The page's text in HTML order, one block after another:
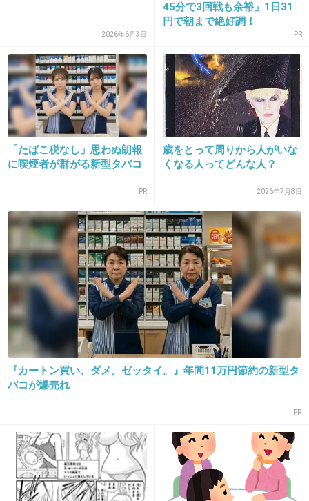
白人に対する劣化感が凄いので二重に憧れる人
の方が多いです
+164 -50
21. 匿名 2015/10/31(土) 16:39:46
ん？二重の間違いかな？？？
一重に憧れる人なんて世界中どこ探してもいな
+290 -124
22. 匿名2015/10/31(土) 16:39:47
りょうみたいなクールな顔立ちには一重が似合
うなーとは思う。一重でも切れ長なら憧れるか
な。
23. 匿名2015/10/31(土) 16:40:14
隠れ二重が最強だと思う。
美しいというか。
2026年6月3日
45分で3回戦も余裕」1日31
円で朝まで絶好調！
PR
「たばこ税なし」思わぬ朗報
に喫煙者が群がる新型タバコ
PR
歳をとって周りから人がいな
くなる人ってどんな人？
2026年7月8日
『カートン買い、ダメ。ゼッタイ。』年間11万円節約の新型タ
バコが爆売れ
PR